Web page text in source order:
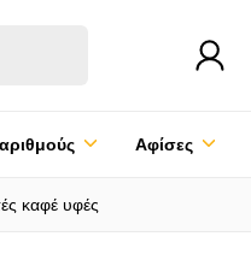
Αφίσες
καφέ υφές